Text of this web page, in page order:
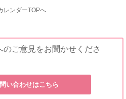
レンダーTOPへ
ご意見をお聞かせくださ
い合わせはこちら